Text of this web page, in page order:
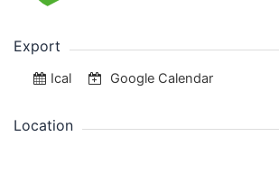
Export
Ical Google Calendar
Location